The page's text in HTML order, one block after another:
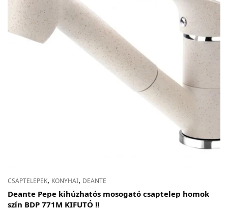
CSAPTELEPEK, KONYHAI, DEANTE
Deante Pepe kihúzhatós mosogató csaptelep homok
szín BDP 771M KIFUTÓ !!